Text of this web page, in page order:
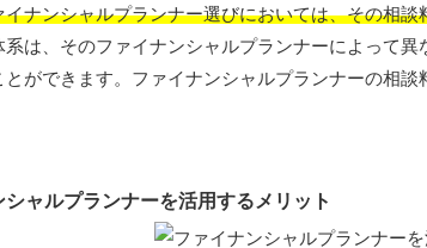
イナンシャルプランナー選びにおいては、その相
系は、そのファイナンシャルプランナーによって
とができます。ファイナンシャルプランナーの相
シャルプランナーを活用するメリット